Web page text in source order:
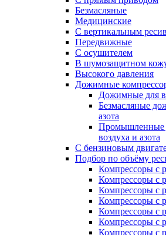
Безмасляные
Медицинские
С вертикальным
Передвижные
С осушителем
В шумозащитном
Высокого давления
Дожимные
Дожимные для
Безмасляные
азота
Промышленные
воздуха и азота
С бензиновым
Подбор по объёму
Компрессоры с
Компрессоры с
Компрессоры с
Компрессоры с
Компрессоры с
Компрессоры с
Компрессоры с